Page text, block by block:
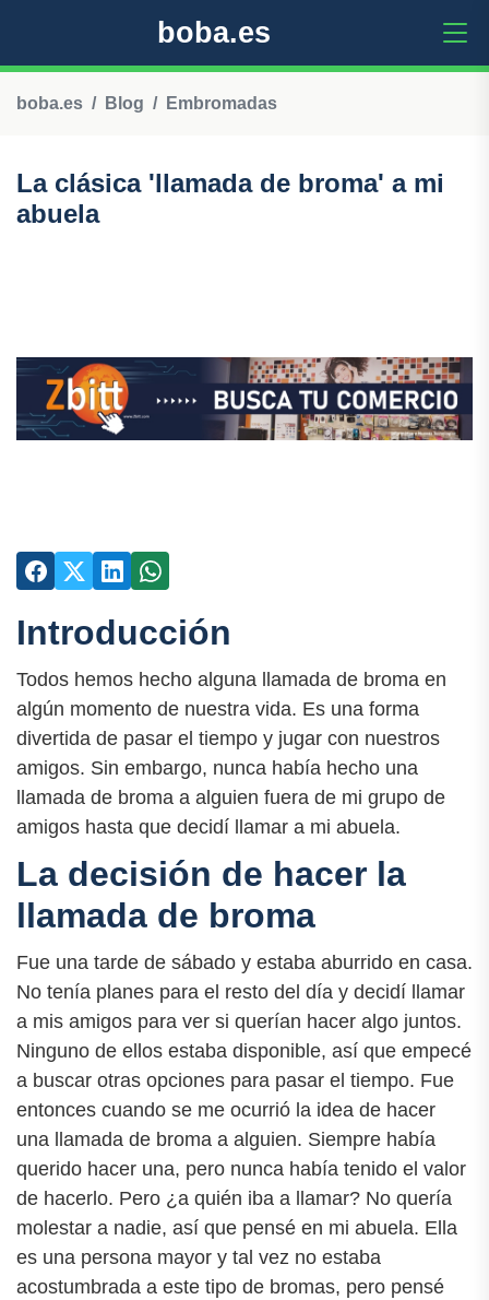
boba.es
boba.es Blog Embromadas
La clásica 'llamada de broma' a mi
abuela
Introducción
Todos hemos hecho alguna llamada de broma en
algún momento de nuestra vida. Es una forma
divertida de pasar el tiempo y jugar con nuestros
amigos. Sin embargo, nunca había hecho una
llamada de broma a alguien fuera de mi grupo de
amigos hasta que decidí llamar a mi abuela.
La decisión de hacer la
llamada de broma
Fue una tarde de sábado y estaba aburrido en casa.
No tenía planes para el resto del día y decidí llamar
a mis amigos para ver si querían hacer algo juntos.
Ninguno de ellos estaba disponible, así que empecé
a buscar otras opciones para pasar el tiempo. Fue
entonces cuando se me ocurrió la idea de hacer
una llamada de broma a alguien. Siempre había
querido hacer una, pero nunca había tenido el valor
de hacerlo. Pero ¿a quién iba a llamar? No quería
molestar a nadie, así que pensé en mi abuela. Ella
es una persona mayor y tal vez no estaba
acostumbrada a este tipo de bromas, pero pensé